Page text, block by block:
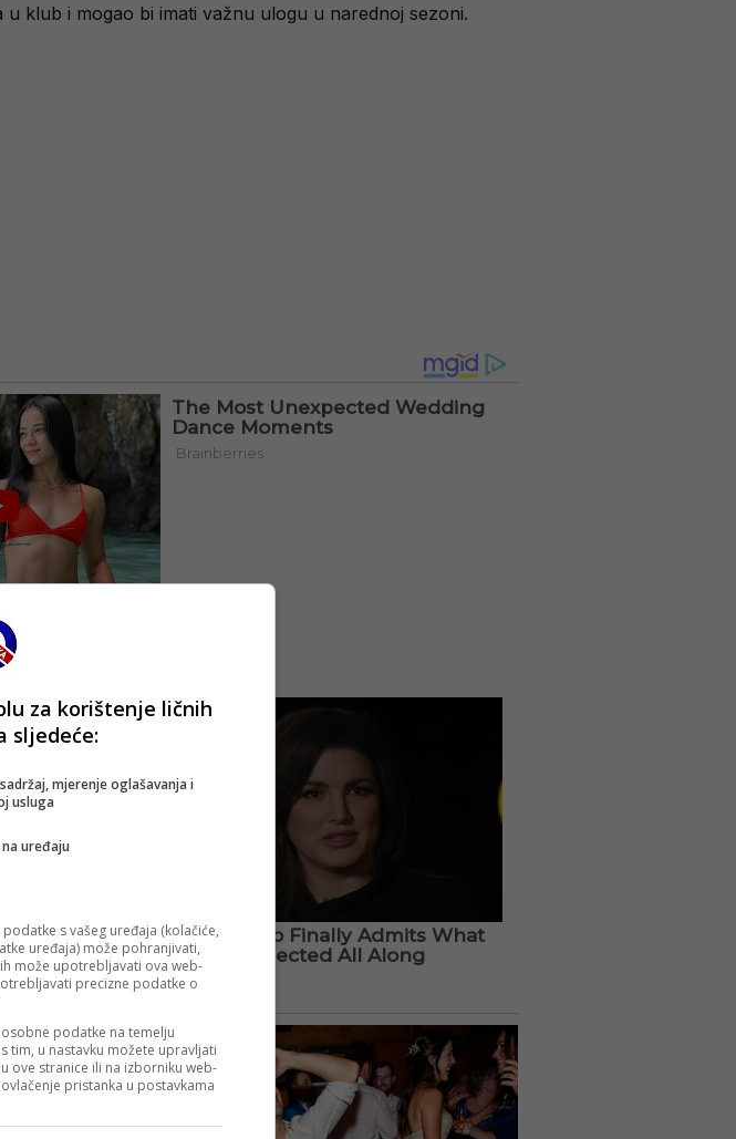
klub i mogao bi imati važnu ulogu u narednoj sezoni.
za korištenje ličnih
sljedeće:
mjerenje oglašavanja i
usluga
uređaju
s vašeg uređaja (kolačiće,
uređaja) može pohranjivati,
može upotrebljavati ova web-
precizne podatke o
podatke na temelju
tim, u nastavku možete upravljati
ove stranice ili na izborniku web-
pristanka u postavkama